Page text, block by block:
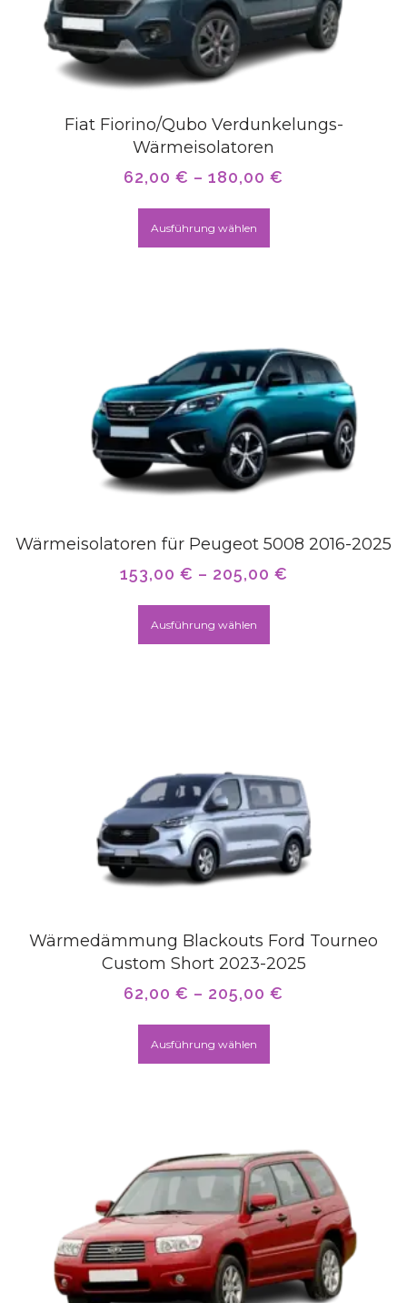
Fiat Fiorino/Qubo Verdunkelungs-
Wärmeisolatoren
62,00 € – 180,00 €
Ausführung wählen
Wärmeisolatoren für Peugeot 5008 2016-2025
153,00 € – 205,00 €
Ausführung wählen
Wärmedämmung Blackouts Ford Tourneo
Custom Short 2023-2025
62,00 € – 205,00 €
Ausführung wählen